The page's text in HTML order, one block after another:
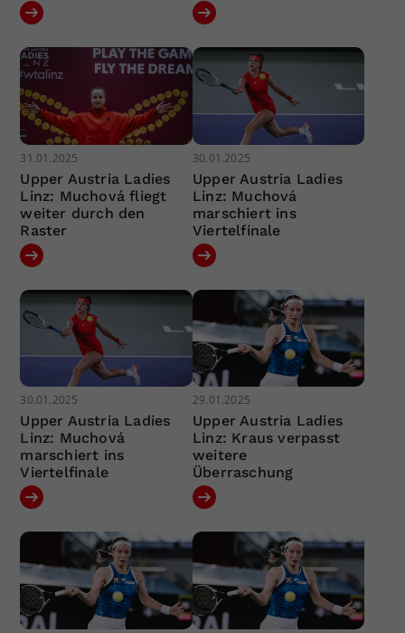
31.01.2025
Upper Austria Ladies
Linz: Muchová fliegt
weiter durch den
Raster
30.01.2025
Upper Austria Ladies
Linz: Muchová
marschiert ins
Viertelfinale
30.01.2025
Upper Austria Ladies
Linz: Muchová
marschiert ins
Viertelfinale
29.01.2025
Upper Austria Ladies
Linz: Kraus verpasst
weitere
Überraschung